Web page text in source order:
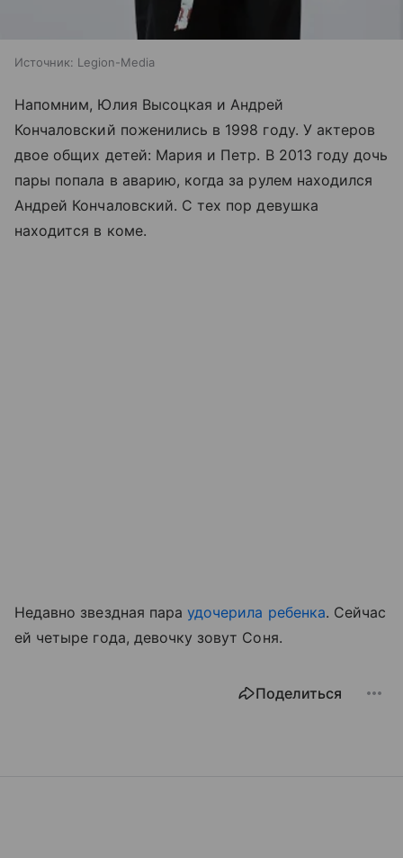
Источник: Legion-Media
Напомним, Юлия Высоцкая и Андрей
Кончаловский поженились в 1998 году. У актеров
двое общих детей: Мария и Петр. В 2013 году дочь
пары попала в аварию, когда за рулем находился
Андрей Кончаловский. С тех пор девушка
находится в коме.
Недавно звездная параудочерила ребенка. Сейчас
ей четыре года, девочку зовут Соня.
Поделиться